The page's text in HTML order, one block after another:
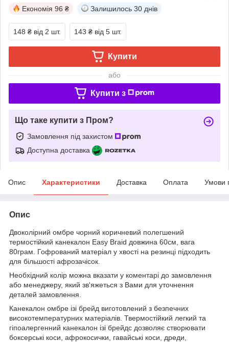
Економія 96 ₴ Залишилось 30 днів
148 ₴ від 2 шт. 143 ₴ від 5 шт.
Купити
або
Купити з
Що таке купити з Пром?
Замовлення під захистом
Доступна доставка
Опис Характеристики Доставка Оплата Умови
Опис
Двоколірний омбре чорний коричневий полегшений
термостійкий канекалон Easy Braid довжина 60см, вага
80грам. Гофрований матеріал у хвості на резинці підходить
для більшості афрозачісок.
Необхідний колір можна вказати у коментарі до замовлення
або менеджеру, який зв'яжеться з Вами для уточнення
деталей замовлення.
Канекалон омбре ізі брейд виготовлений з безпечних
високотемпературних матеріалів. Твермостійкий легкий та
гіпоалергенний канекалон ізі брейдс дозволяє створювати
боксерські коси, афрокосички, гавайські коси, дреди,